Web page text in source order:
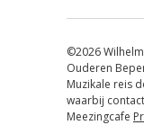
©2026
Ouderen
Muzikale reis
waarbij
Meezingcafe